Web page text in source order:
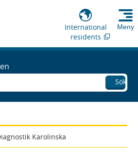
International
residents
Meny
Sök
Karolinska